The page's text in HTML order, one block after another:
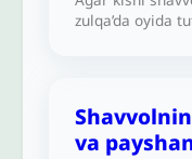
zulqa’da oyida
va